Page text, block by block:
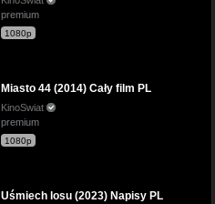
premium
1080p
Miasto 44 (2014) Cały film PL
KinoSwiat
premium
1080p
Uśmiech losu (2023) Napisy PL